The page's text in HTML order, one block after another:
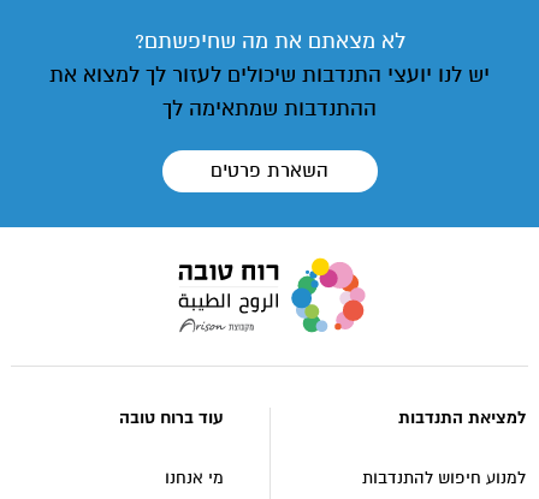
לא מצאתם את מה שחיפשתם?
יש לנו יועצי התנדבות שיכולים לעזור לך למצוא את
ההתנדבות שמתאימה לך
השארת פרטים
רוח
למציאת התנדבות
למנוע חיפוש להתנדבות
עוד ברוח טובה
מי אנחנו